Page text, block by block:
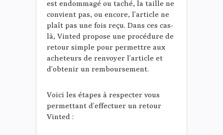
est endommagé ou taché, la taille ne
convient pas, ou encore, l’article ne
plaît pas une fois reçu. Dans ces cas-
là, Vinted propose une procédure de
retour simple pour permettre aux
acheteurs de renvoyer l’article et
d’obtenir un remboursement.
Voici les étapes à respecter vous
permettant d’effectuer un retour
Vinted :